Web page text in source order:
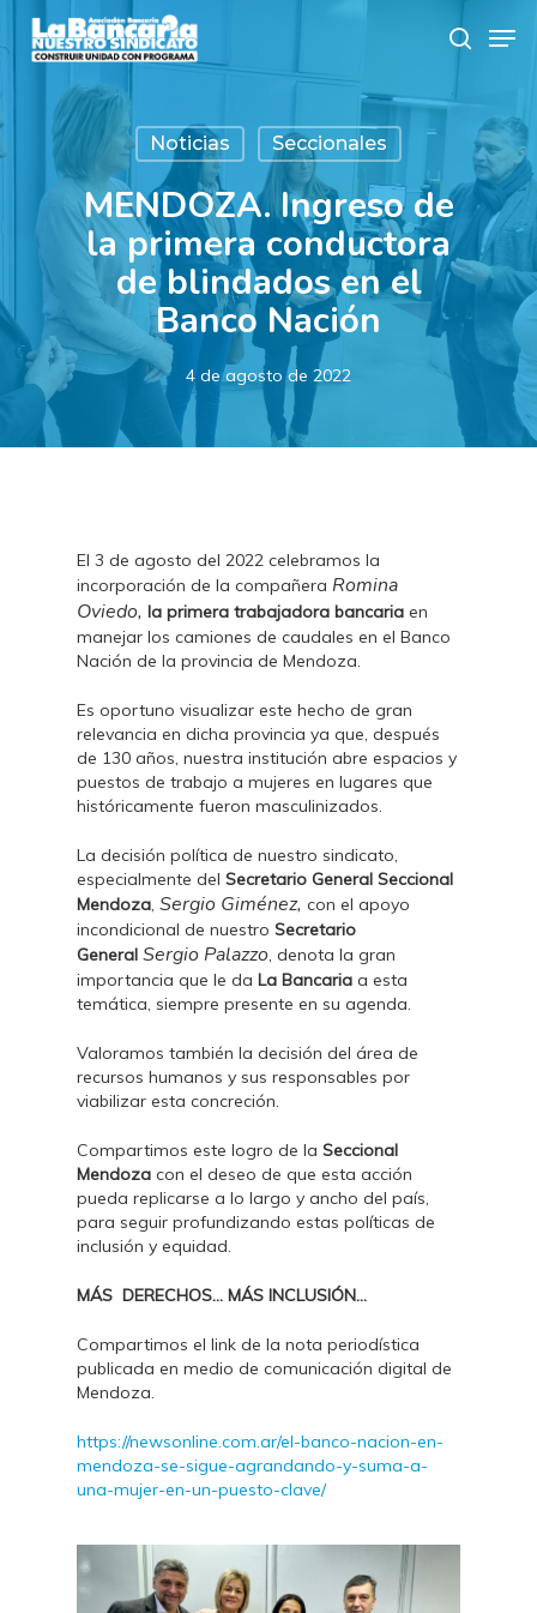
main
search
Noticias Seccionales
MENDOZA. Ingreso de
la primera conductora
de blindados en el
Banco Nación
4 de agosto de 2022
El 3 de agosto del 2022 celebramos la
incorporación de la compañera Romina
Oviedo, la primera trabajadora bancaria en
manejar los camiones de caudales en el Banco
Nación de la provincia de Mendoza.
Es oportuno visualizar este hecho de gran
relevancia en dicha provincia ya que, después
de 130 años, nuestra institución abre espacios y
puestos de trabajo a mujeres en lugares que
históricamente fueron masculinizados.
La decisión política de nuestro sindicato,
especialmente del Secretario General Seccional
Mendoza, Sergio Giménez, con el apoyo
incondicional de nuestro Secretario
General Sergio Palazzo, denota la gran
importancia que le da La Bancaria a esta
temática, siempre presente en su agenda.
Valoramos también la decisión del área de
recursos humanos y sus responsables por
viabilizar esta concreción.
Compartimos este logro de la Seccional
Mendoza con el deseo de que esta acción
pueda replicarse a lo largo y ancho del país,
para seguir profundizando estas políticas de
inclusión y equidad.
MÁS DERECHOS… MÁS INCLUSIÓN…
Compartimos el link de la nota periodística
publicada en medio de comunicación digital de
Mendoza.
https://newsonline.com.ar/el-banco-nacion-en-
mendoza-se-sigue-agrandando-y-suma-a-
una-mujer-en-un-puesto-clave/